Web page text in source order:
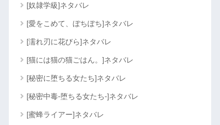
[奴隷学級]ネタバレ
[愛をこめて、ぼちぼち]ネタバレ
[濡れ刃に花びら]ネタバレ
[猫には猫の猫ごはん。]ネタバレ
[秘密に堕ちる女たち]ネタバレ
[秘密中毒-堕ちる女たち-]ネタバレ
[蜜蜂ライアー]ネタバレ